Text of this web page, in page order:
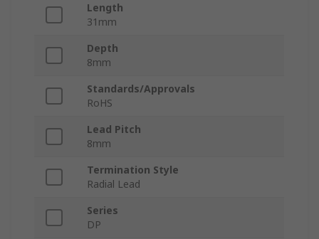
Length
31mm
Depth
8mm
Standards/Approvals
RoHS
Lead Pitch
8mm
Termination Style
Radial Lead
Series
DP